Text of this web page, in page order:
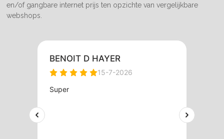
en/of gangbare internet prijs ten opzichte van vergelijkbare
webshops.